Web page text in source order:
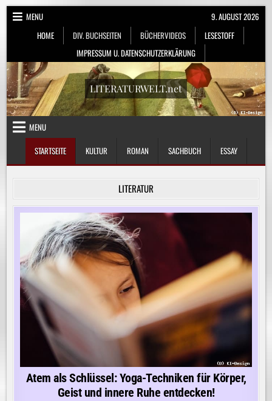
Skip
MENU
HOME
DIV. BUCHSEITEN BÜCHERVIDEOS
LESESTOFF
IMPRESSUM U. DATENSCHUTZERKLÄRUNG
9. AUGUST 2026
LITERATURWELT.net
MENU
STARTSEITE
KULTUR ROMAN SACHBUCH ESSAY
LITERATUR
Atem als Schlüssel: Yoga-Techniken für Körper,
Geist und innere Ruhe entdecken!